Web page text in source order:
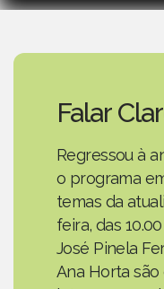
Falar
Regressou à
o programa
temas da
feira, das
José Pinela
Ana Horta